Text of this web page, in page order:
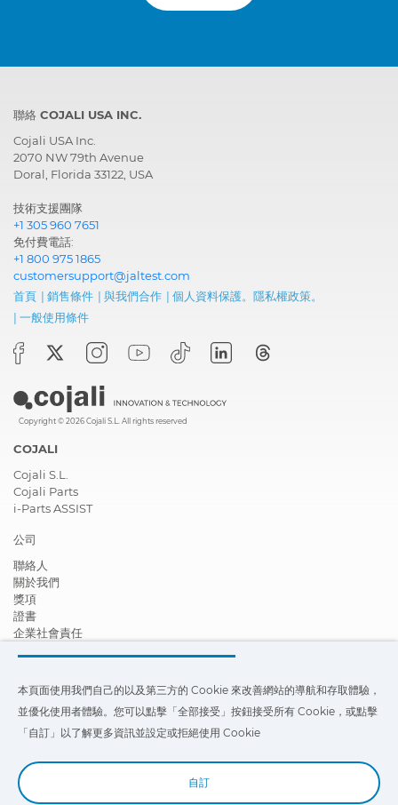
聯絡 COJALI USA INC.
Cojali USA Inc.
2070 NW 79th Avenue
Doral, Florida 33122, USA
技術支援團隊
+1 305 960 7651
免付費電話:
+1 800 975 1865
customersupport@jaltest.com
首頁 | 銷售條件 | 與我們合作 | 個人資料保護。隱私權政策。
| 一般使用條件
Copyright © 2026 Cojali S.L. All rights reserved
COJALI
Cojali S.L.
Cojali Parts
i-Parts ASSIST
公司
聯絡人
關於我們
獎項
證書
企業社會責任
影片
FAQ - 常見問題
本頁面使用我們自己的以及第三方的 Cookie 來改善我們網站的導航和存
定或拒絕使用 Cookie。
本頁面使用我們自己的以及第三方的 Cookie 來改善網站的導航和存取體驗，
並優化使用者體驗。您可以點擊「全部接受」按鈕接受所有 Cookie，或點擊
「自訂」以了解更多資訊並設定或拒絕使用 Cookie
自訂